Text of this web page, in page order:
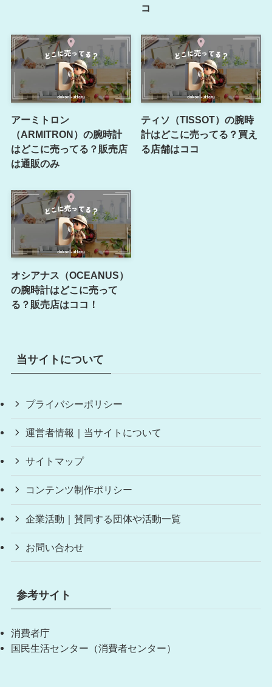
コ
アーミトロン
（ARMITRON）の腕時計
はどこに売ってる？販売店
は通販のみ
ティソ（TISSOT）の腕時
計はどこに売ってる？買え
る店舗はココ
オシアナス（OCEANUS）
の腕時計はどこに売って
る？販売店はココ！
当サイトについて
プライバシーポリシー
運営者情報｜当サイトについて
サイトマップ
コンテンツ制作ポリシー
企業活動｜賛同する団体や活動一覧
お問い合わせ
参考サイト
消費者庁
国民生活センター（消費者センター）